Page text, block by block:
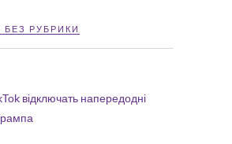
БЕЗ РУБРИКИ
відключать напередодні